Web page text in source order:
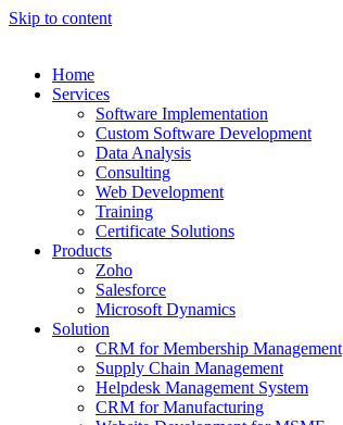
Skip to content
Home
Services
Software Implementation
Custom Software Development
Data Analysis
Consulting
Web Development
Training
Certificate Solutions
Products
Zoho
Salesforce
Microsoft Dynamics
Solution
CRM for Membership Management
Supply Chain Management
Helpdesk Management System
CRM for Manufacturing